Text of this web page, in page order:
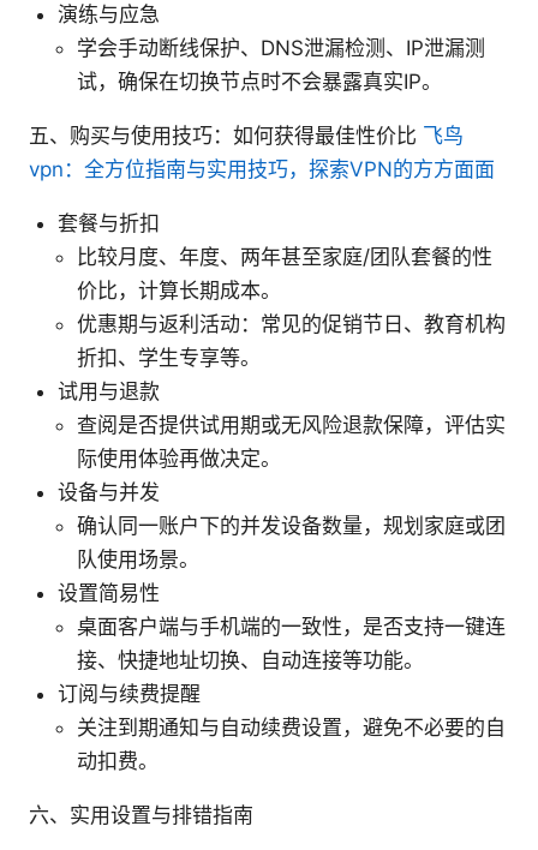
演练与应急
学会手动断线保护、DNS泄漏检测、IP泄漏测
试，确保在切换节点时不会暴露真实IP。
五、购买与使用技巧：如何获得最佳性价比 飞鸟
vpn：全方位指南与实用技巧，探索VPN的方方面面
套餐与折扣
比较月度、年度、两年甚至家庭/团队套餐的性
价比，计算长期成本。
优惠期与返利活动：常见的促销节日、教育机构
折扣、学生专享等。
试用与退款
查阅是否提供试用期或无风险退款保障，评估实
际使用体验再做决定。
设备与并发
确认同一账户下的并发设备数量，规划家庭或团
队使用场景。
设置简易性
桌面客户端与手机端的一致性，是否支持一键连
接、快捷地址切换、自动连接等功能。
订阅与续费提醒
关注到期通知与自动续费设置，避免不必要的自
动扣费。
六、实用设置与排错指南